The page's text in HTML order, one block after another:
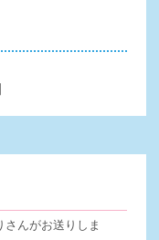
んがお送りしま